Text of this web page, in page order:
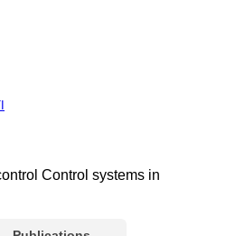
Control systems in